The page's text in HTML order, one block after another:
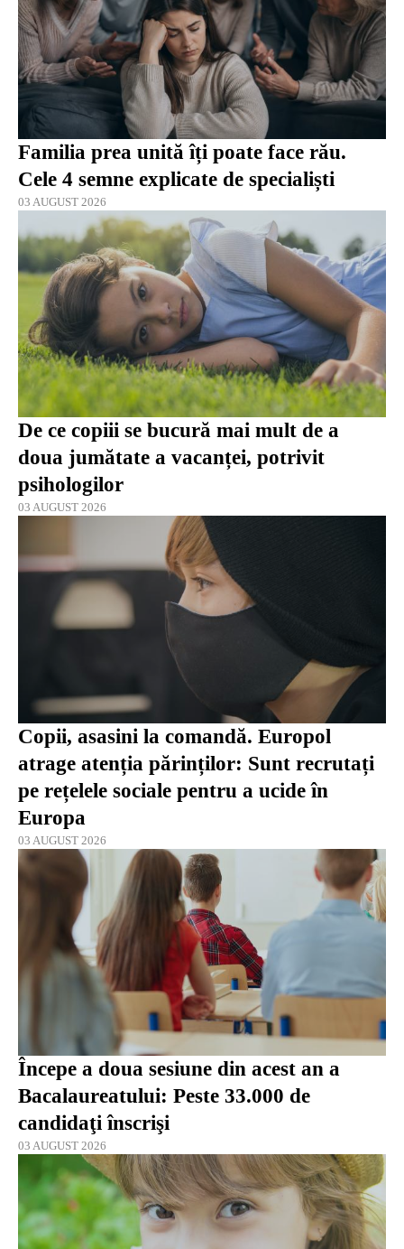
Familia prea unită îți poate face rău.
Cele 4 semne explicate de specialiști
03 AUGUST 2026
De ce copiii se bucură mai mult de a
doua jumătate a vacanței, potrivit
psihologilor
03 AUGUST 2026
Copii, asasini la comandă. Europol
atrage atenția părinților: Sunt recrutați
pe rețelele sociale pentru a ucide în
Europa
03 AUGUST 2026
Începe a doua sesiune din acest an a
Bacalaureatului: Peste 33.000 de
candidaţi înscrişi
03 AUGUST 2026